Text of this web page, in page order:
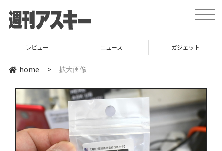
toggle
レビュー ニュース ガジェット
home > 拡大画像